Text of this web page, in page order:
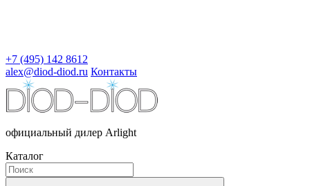
+7 (495) 142 8612
alex@diod-diod.ru Контакты
официальный дилер Arlight
Каталог